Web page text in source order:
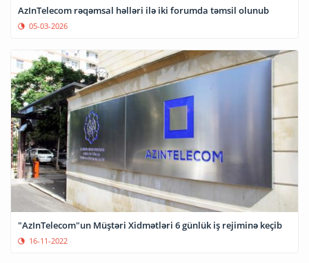
AzInTelecom rəqəmsal həlləri ilə iki forumda təmsil olunub
05-03-2026
"AzInTelecom"un Müştəri Xidmətləri 6 günlük iş rejiminə keçib
16-11-2022